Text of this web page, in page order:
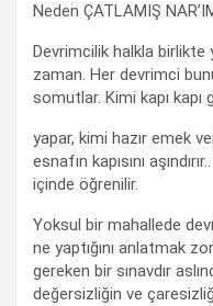
Neden ÇATLAMIŞ
Devrimcilik halkla
zaman. Her devrimci
somutlar. Kimi kapı kapı
yapar, kimi hazır emek
esnafın kapısını
içinde öğrenilir.
Yoksul bir mahallede
ne yaptığını anlatmak
gereken bir sınavdır
değersizliğin ve